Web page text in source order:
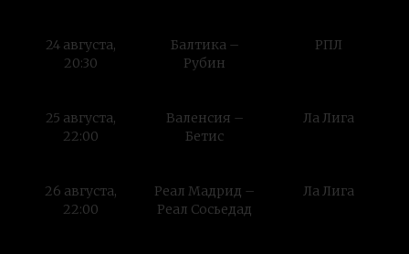
24 августа,
20:30
Балтика –
Рубин
РПЛ
25 августа,
22:00
Валенсия –
Бетис
Ла Лига
26 августа,
22:00
Реал Мадрид –
Реал Сосьедад
Ла Лига